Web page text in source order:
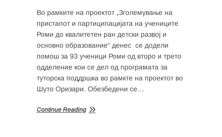
Во рамките на проектот „Зголемување на
пристапот и партиципацијата на учениците
Роми до квалитетен ран детски развој и
основно образование“ денес се додели
помош за 93 ученици Роми од второ и трето
одделение кои се дел од програмата за
туторска поддршка во рамкте на проектот во
Шуто Оризари. Обезбедени се…
Continue Reading